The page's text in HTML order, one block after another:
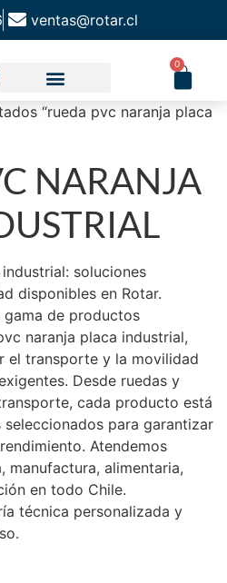
ventas@rotar.cl
0
“rueda pvc naranja placa
NARANJA
soluciones
disponibles en Rotar.
gama de productos
naranja placa industrial,
el transporte y la movilidad
Desde ruedas y
cada producto está
para garantizar
Atendemos
manufactura, alimentaria,
en todo Chile.
técnica personalizada y